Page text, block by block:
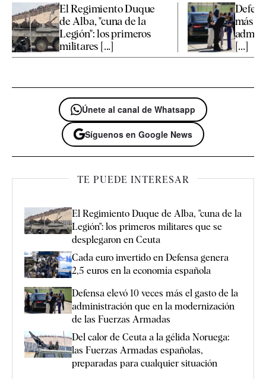
El Regimiento Duque
de Alba, "cuna de la
Legión": los primeros
militares [...]
más el
[...]
Únete al canal de Whatsapp
Síguenos en Google News
TE PUEDE INTERESAR
El Regimiento Duque de Alba, "cuna de la
Legión": los primeros militares que se
desplegaron en Ceuta
Cada euro invertido en Defensa genera
2,5 euros en la economía española
Defensa elevó 10 veces más el gasto de la
administración que en la modernización
de las Fuerzas Armadas
Del calor de Ceuta a la gélida Noruega:
las Fuerzas Armadas españolas,
preparadas para cualquier situación